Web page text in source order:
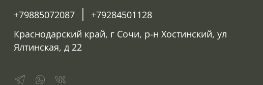
+79885072087
+79284501128
Краснодарский край, г Сочи, р-н Хостинский, ул
Ялтинская, д 22